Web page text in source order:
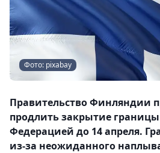
Фото: pixabay
Правительство Финляндии
продлить закрытие границы
Федерацией до 14 апреля.
из-за неожиданного